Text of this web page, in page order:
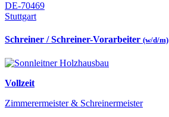
DE-70469
Stuttgart
Schreiner / Schreiner-Vorarbeiter (w/d/m)
Vollzeit
Zimmerermeister & Schreinermeister